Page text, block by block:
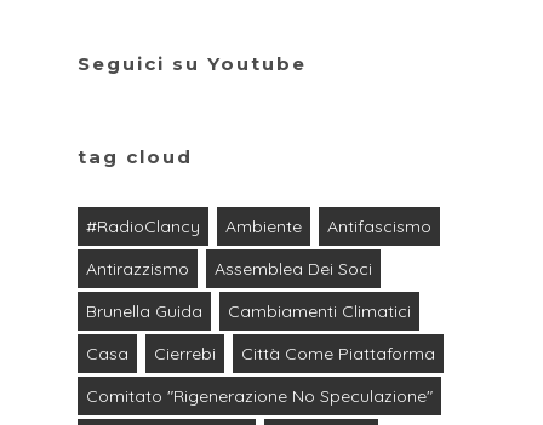
Seguici su Youtube
tag cloud
#RadioClancy Ambiente
Antifascismo
Antirazzismo
Assemblea Dei Soci
Brunella Guida
Cambiamenti Climatici
Casa
Cierrebi
Città Come Piattaforma
Comitato "Rigenerazione No Speculazione"